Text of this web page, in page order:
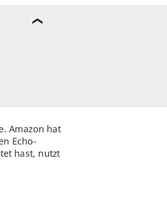
Amazon hat
Echo-
hast, nutzt